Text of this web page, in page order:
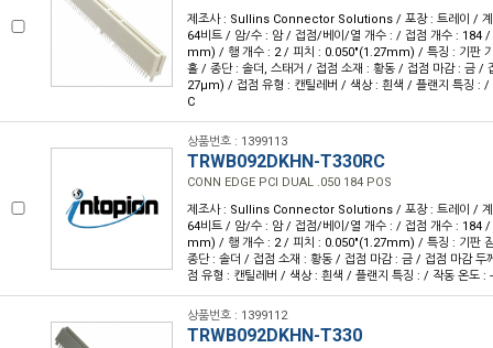
제조사 : Sullins Connector Solutions / 포장 : 트레이 / 계
64비트 / 암/수 : 암 / 접점/베이/열 개수 : / 접점 개수 : 184
mm) / 행 개수 : 2 / 피치 : 0.050"(1.27mm) / 특징 : 기판
홀 / 종단 : 솔더, 스태거 / 접점 소재 : 황동 / 접점 마감 : 금 /
27µm) / 접점 유형 : 캔틸레버 / 색상 : 흰색 / 플랜지 특징 : /
C
상품번호 : 1399113
TRWB092DKHN-T330RC
CONN EDGE PCI DUAL .050 184 POS
제조사 : Sullins Connector Solutions / 포장 : 트레이 / 계
64비트 / 암/수 : 암 / 접점/베이/열 개수 : / 접점 개수 : 184
mm) / 행 개수 : 2 / 피치 : 0.050"(1.27mm) / 특징 : 기판
종단 : 솔더 / 접점 소재 : 황동 / 접점 마감 : 금 / 접점 마감
점 유형 : 캔틸레버 / 색상 : 흰색 / 플랜지 특징 : / 작동 온도 :
상품번호 : 1399112
TRWB092DKHN-T330